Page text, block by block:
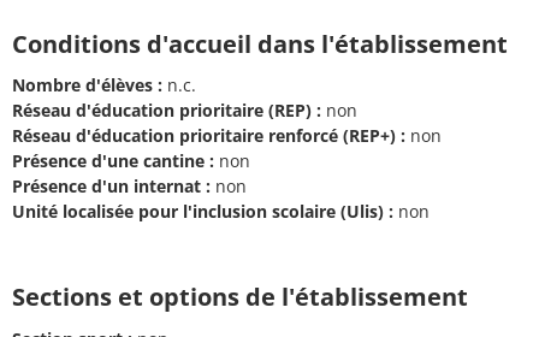
Conditions d'accueil dans l'établissement
Nombre d'élèves : n.c.
Réseau d'éducation prioritaire (REP) : non
Réseau d'éducation prioritaire renforcé (REP+) : non
Présence d'une cantine : non
Présence d'un internat : non
Unité localisée pour l'inclusion scolaire (Ulis) : non
Sections et options de l'établissement